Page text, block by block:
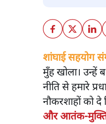
शांघाई सहयोग
मुँह खोला। उन्हें
नीति से हमारे
नौकरशाहों को
और आतंक-